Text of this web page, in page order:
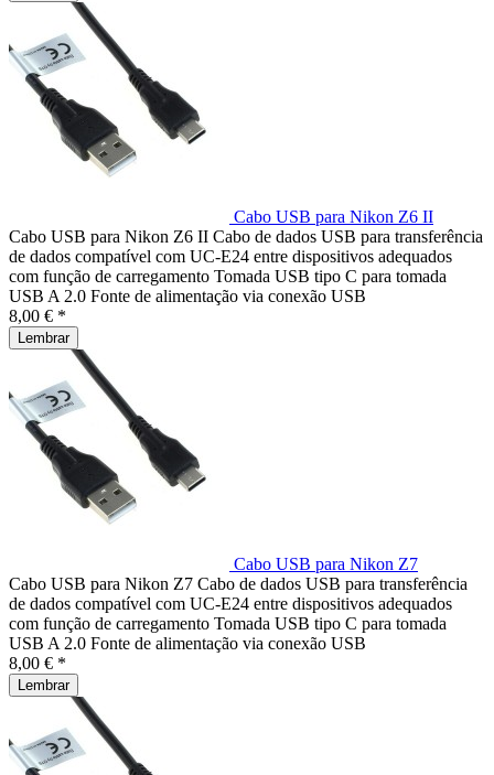
Cabo USB para Nikon Z6 II
Cabo USB para Nikon Z6 II Cabo de dados USB para transferência
de dados compatível com UC-E24 entre dispositivos adequados
com função de carregamento Tomada USB tipo C para tomada
USB A 2.0 Fonte de alimentação via conexão USB
8,00 € *
Lembrar
Cabo USB para Nikon Z7
Cabo USB para Nikon Z7 Cabo de dados USB para transferência
de dados compatível com UC-E24 entre dispositivos adequados
com função de carregamento Tomada USB tipo C para tomada
USB A 2.0 Fonte de alimentação via conexão USB
8,00 € *
Lembrar